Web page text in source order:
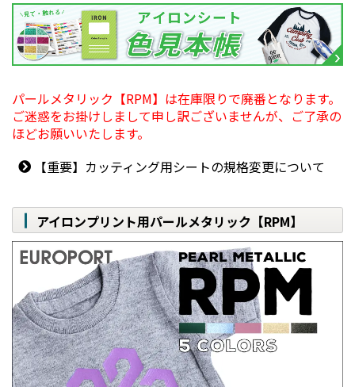
パールメタリック【RPM】は在庫限りで廃番となります。
ご迷惑をお掛けしまして申し訳ございませんが、ご了承の
ほどお願いいたします。
【重要】カッティング用シートの規格変更について
アイロンプリント用パールメタリック【RPM】